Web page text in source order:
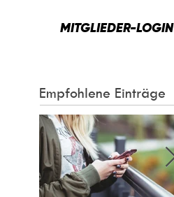
MITGLIEDER-LOGIN
Empfohlene Einträge